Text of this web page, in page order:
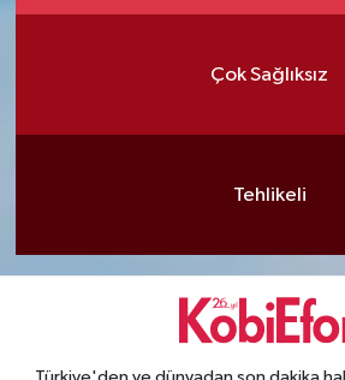
Çok Sağlıksız
Tehlikeli